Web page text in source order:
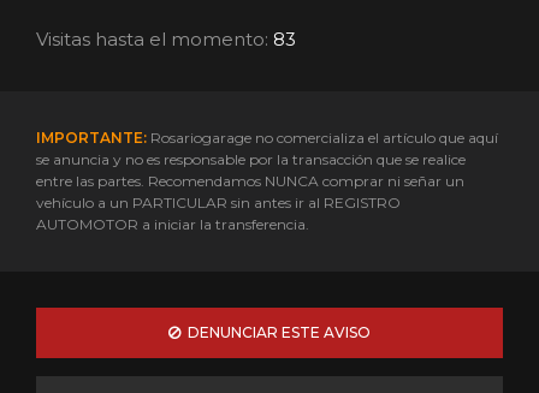
Visitas hasta el momento: 83
IMPORTANTE: Rosariogarage no comercializa el artículo que aquí
se anuncia y no es responsable por la transacción que se realice
entre las partes. Recomendamos NUNCA comprar ni señar un
vehículo a un PARTICULAR sin antes ir al REGISTRO
AUTOMOTOR a iniciar la transferencia.
DENUNCIAR ESTE AVISO